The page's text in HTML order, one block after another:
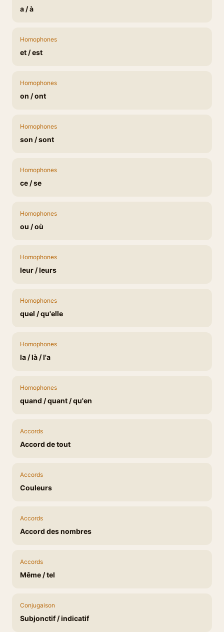
a / à
Homophones
et / est
Homophones
on / ont
Homophones
son / sont
Homophones
ce / se
Homophones
ou / où
Homophones
leur / leurs
Homophones
quel / qu'elle
Homophones
la / là / l'a
Homophones
quand / quant / qu'en
Accords
Accord de tout
Accords
Couleurs
Accords
Accord des nombres
Accords
Même / tel
Conjugaison
Subjonctif / indicatif